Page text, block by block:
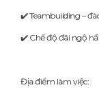
✔️ Teambuilding –
✔️ Chế độ đãi ngộ
Địa điểm làm việc: